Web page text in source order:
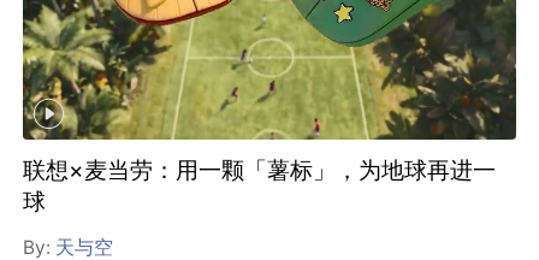
联想×麦当劳：用一颗「薯标」，为地球再进一
球
By: 天与空